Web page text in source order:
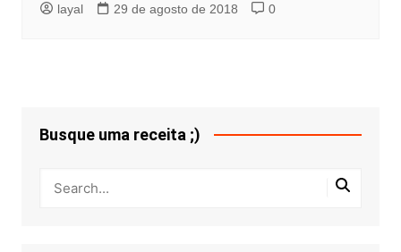
layal 29 de agosto de 2018 0
Busque uma receita ;)